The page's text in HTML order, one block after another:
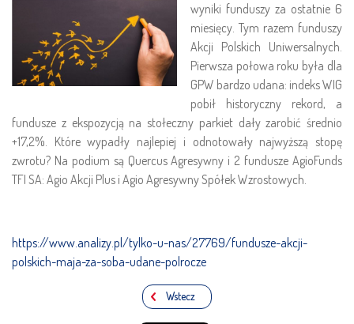
wyniki funduszy za ostatnie 6
miesięcy. Tym razem funduszy
Akcji Polskich Uniwersalnych.
Pierwsza połowa roku była dla
GPW bardzo udana: indeks WIG
pobił historyczny rekord, a
fundusze z ekspozycją na stołeczny parkiet dały zarobić średnio
+17,2%. Które wypadły najlepiej i odnotowały najwyższą stopę
zwrotu? Na podium są Quercus Agresywny i 2 fundusze AgioFunds
TFI SA: Agio Akcji Plus i Agio Agresywny Spółek Wzrostowych.
https://www.analizy.pl/tylko-u-nas/27769/fundusze-akcji-
polskich-maja-za-soba-udane-polrocze
Wstecz